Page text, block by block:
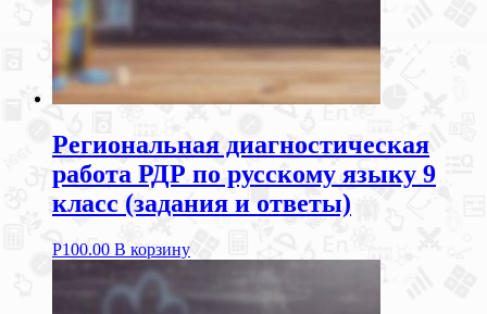
Региональная диагностическая
работа РДР по русскому языку 9
класс (задания и ответы)
Р100.00 В корзину